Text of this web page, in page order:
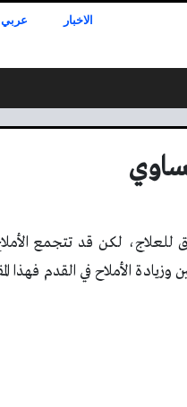
الاخبار عربي
لكن قد تتجمع
وزيادة الأملاح في القدم